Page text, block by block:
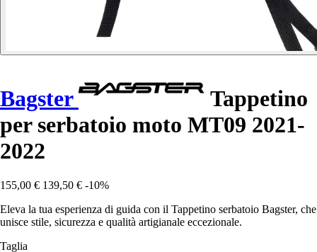
Bagster
Tappetino
per serbatoio moto MT09 2021-
2022
155,00 € 139,50 € -10%
Eleva la tua esperienza di guida con il Tappetino serbatoio Bagster, che
unisce stile, sicurezza e qualità artigianale eccezionale.
Taglia